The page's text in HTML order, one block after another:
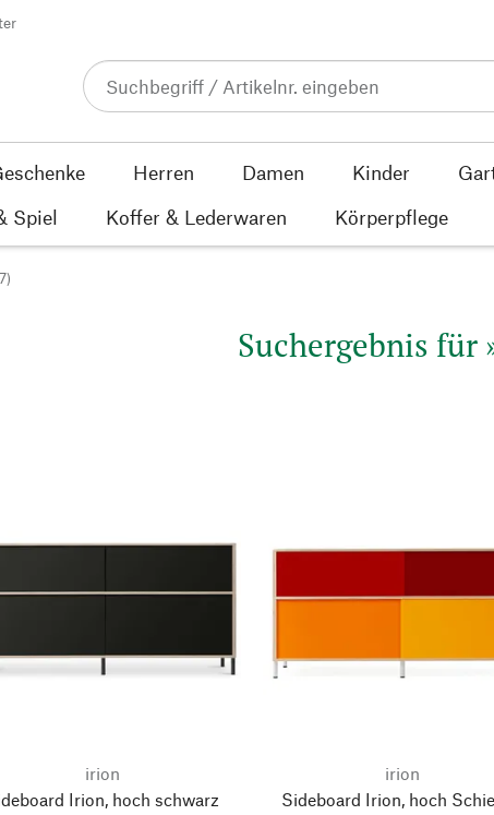
Herren Damen Kinder
Spiel
Koffer & Lederwaren Körperpflege
Suchergebnis für
irion
Irion, hoch schwarz
irion
Sideboard Irion, hoch